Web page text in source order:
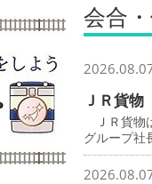
会合
ＪＲ貨
ＪＲ貨物
グループ社